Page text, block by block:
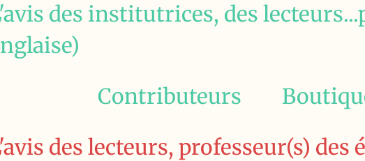
des institutrices, des
Contributeurs
des lecteurs, professeur(s) des